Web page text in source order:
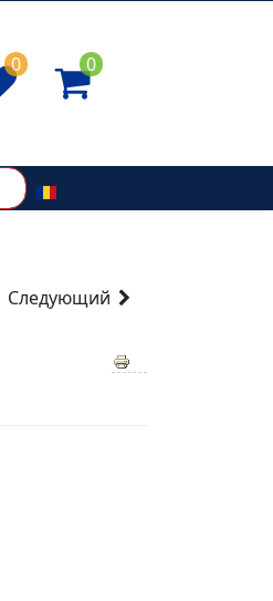
0 0
Следующий